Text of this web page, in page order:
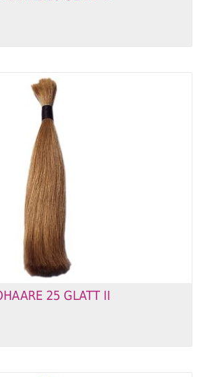
25 GLATT II